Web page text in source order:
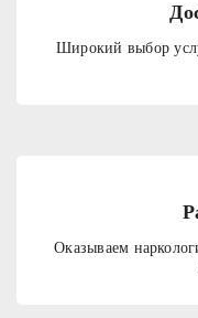
Широкий выбор
Оказываем